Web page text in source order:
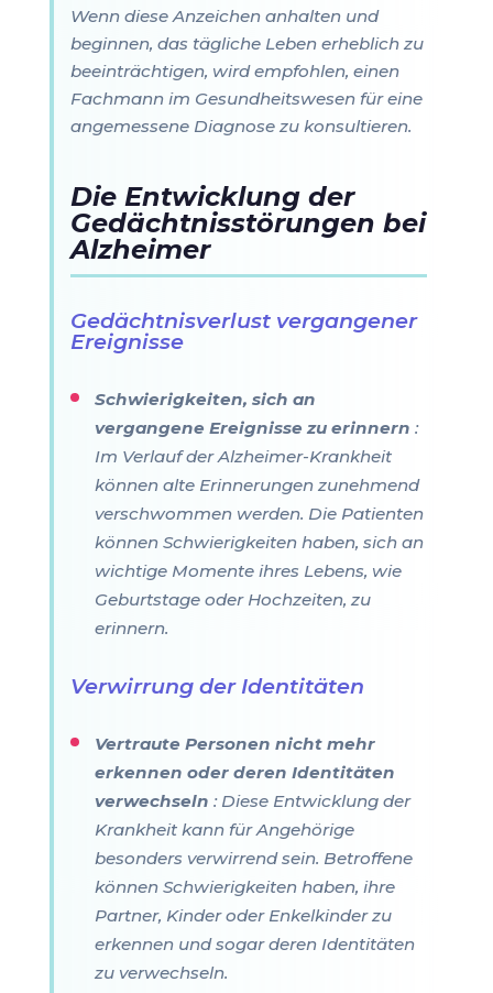
Wenn diese Anzeichen anhalten und
beginnen, das tägliche Leben erheblich zu
beeinträchtigen, wird empfohlen, einen
Fachmann im Gesundheitswesen für eine
angemessene Diagnose zu konsultieren.
Die Entwicklung der
Gedächtnisstörungen bei
Alzheimer
Gedächtnisverlust vergangener
Ereignisse
Schwierigkeiten, sich an
vergangene Ereignisse zu erinnern :
Im Verlauf der Alzheimer-Krankheit
können alte Erinnerungen zunehmend
verschwommen werden. Die Patienten
können Schwierigkeiten haben, sich an
wichtige Momente ihres Lebens, wie
Geburtstage oder Hochzeiten, zu
erinnern.
Verwirrung der Identitäten
Vertraute Personen nicht mehr
erkennen oder deren Identitäten
verwechseln : Diese Entwicklung der
Krankheit kann für Angehörige
besonders verwirrend sein. Betroffene
können Schwierigkeiten haben, ihre
Partner, Kinder oder Enkelkinder zu
erkennen und sogar deren Identitäten
zu verwechseln.